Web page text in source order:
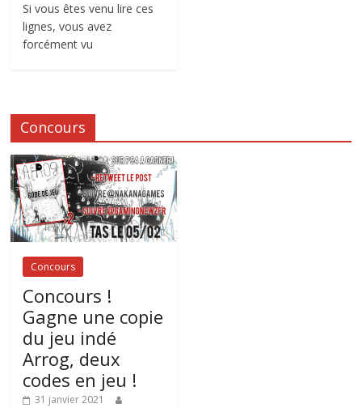
Si vous êtes venu lire ces
lignes, vous avez
forcément vu
Concours
Concours
Concours !
Gagne une copie
du jeu indé
Arrog, deux
codes en jeu !
31 janvier 2021